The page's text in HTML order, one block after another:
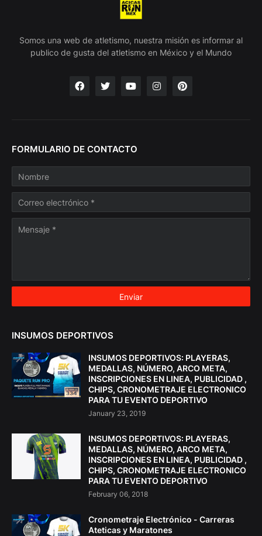
Somos una web de atletismo, nuestra misión es informar al
publico de gusta del atletismo en México y el Mundo
FORMULARIO DE CONTACTO
INSUMOS DEPORTIVOS
INSUMOS DEPORTIVOS: PLAYERAS,
MEDALLAS, NÚMERO, ARCO META,
INSCRIPCIONES EN LINEA, PUBLICIDAD ,
CHIPS, CRONOMETRAJE ELECTRONICO
PARA TU EVENTO DEPORTIVO
January 23, 2019
INSUMOS DEPORTIVOS: PLAYERAS,
MEDALLAS, NÚMERO, ARCO META,
INSCRIPCIONES EN LINEA, PUBLICIDAD ,
CHIPS, CRONOMETRAJE ELECTRONICO
PARA TU EVENTO DEPORTIVO
February 06, 2018
Cronometraje Electrónico - Carreras
Ateticas y Maratones